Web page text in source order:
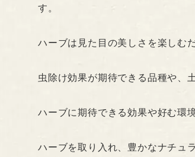
す。
ハーブは見た目の美しさを楽しむ
虫除け効果が期待できる品種や、
ハーブに期待できる効果や好む環
ハーブを取り入れ、豊かなナチュ